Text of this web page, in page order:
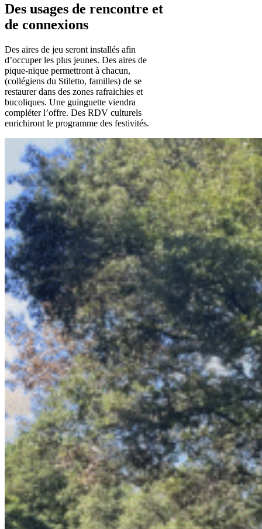
Des usages de rencontre et
de connexions
Des aires de jeu seront installés afin
d’occuper les plus jeunes. Des aires de
pique-nique permettront à chacun,
(collégiens du Stiletto, familles) de se
restaurer dans des zones rafraichies et
bucoliques. Une guinguette viendra
compléter l’offre. Des RDV culturels
enrichiront le programme des festivités.